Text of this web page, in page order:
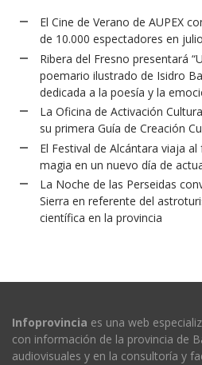
El Cine de Verano de AUPEX
de 10.000 espectadores en julio
Ribera del Fresno presentará
poemario ilustrado de Isidro
dedicada a la poesía y la
La Oficina de Activación
su primera Guía de Creación
El Festival de Alcántara viaja
magia en un nuevo día de
La Noche de las Perseidas
Sierra en referente del
científica en la provincia
Infoprovincia es una web
con información de la provincia de
audiovisuales y en la consultoría y